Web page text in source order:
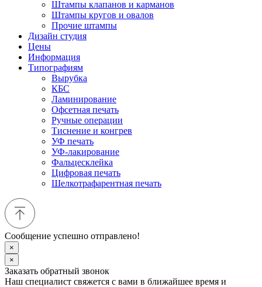
Штампы клапанов и карманов
Штампы кругов и овалов
Прочие штампы
Дизайн студия
Цены
Информация
Типографиям
Вырубка
КБС
Ламинирование
Офсетная печать
Ручные операции
Тиснение и конгрев
УФ печать
УФ-лакирование
Фальцесклейка
Цифровая печать
Шелкотрафарентная печать
Сообщение успешно отправлено!
×
×
Заказать обратный звонок
Наш специалист свяжется с вами в ближайшее время и